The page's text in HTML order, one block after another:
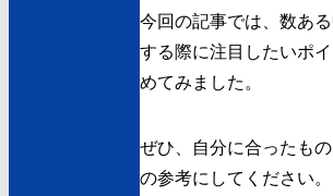
今回の記事では、数あ
する際に注目したいポ
めてみました。
ぜひ、自分に合ったも
の参考にしてください。